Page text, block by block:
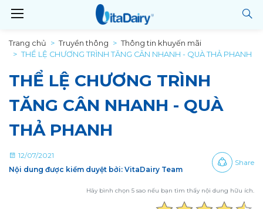
Trang chủ Truyền thông
Thông tin khuyến mãi
THỂ LỆ CHƯƠNG TRÌNH TĂNG CÂN NHANH - QUÀ THẢ PHANH
THỂ LỆ CHƯƠNG TRÌNH
TĂNG CÂN NHANH - QUÀ
THẢ PHANH
12/07/2021
Nội dung được kiểm duyệt bởi: VitaDairy Team
Share
Hãy bình chọn 5 sao nếu bạn tìm thấy nội dung hữu ích.